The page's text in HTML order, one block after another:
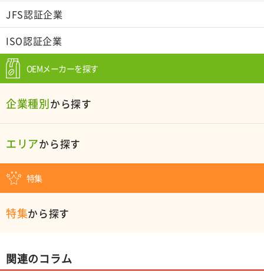
JFS認証企業
ISO認証企業
OEMメーカーを探す
企業種別から探す
エリアから探す
特集
特集から探す
関連のコラム